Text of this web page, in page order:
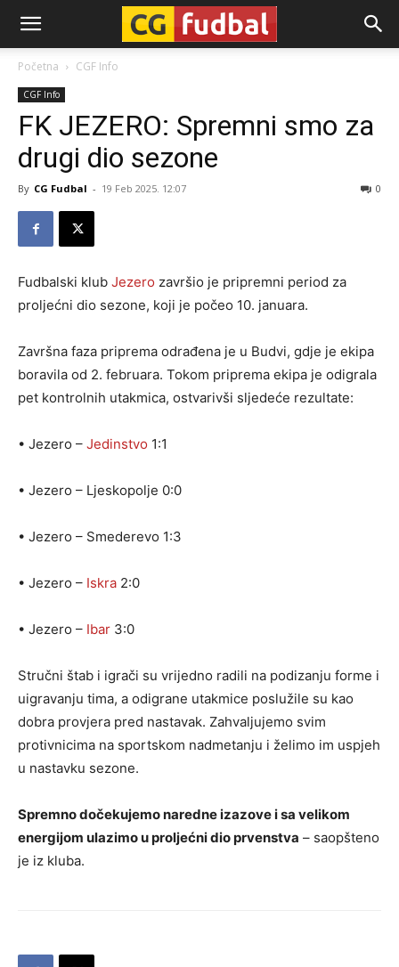
CG-
Fudbal
Početna CGF Info
CGF Info
FK JEZERO: Spremni smo za
drugi dio sezone
By CG Fudbal - 19 Feb 2025. 12:07 0
Fudbalski klub Jezero završio je pripremni period za
proljećni dio sezone, koji je počeo 10. januara.
Završna faza priprema odrađena je u Budvi, gdje je ekipa
boravila od 2. februara. Tokom priprema ekipa je odigrala
pet kontrolnih utakmica, ostvarivši sljedeće rezultate:
• Jezero – Jedinstvo 1:1
• Jezero – Ljeskopolje 0:0
• Jezero – Smederevo 1:3
• Jezero – Iskra 2:0
• Jezero – Ibar 3:0
Stručni štab i igrači su vrijedno radili na podizanju forme i
uigravanju tima, a odigrane utakmice poslužile su kao
dobra provjera pred nastavak. Zahvaljujemo svim
protivnicima na sportskom nadmetanju i želimo im uspjeh
u nastavku sezone.
Spremno dočekujemo naredne izazove i sa velikom
energijom ulazimo u proljećni dio prvenstva – saopšteno
je iz kluba.